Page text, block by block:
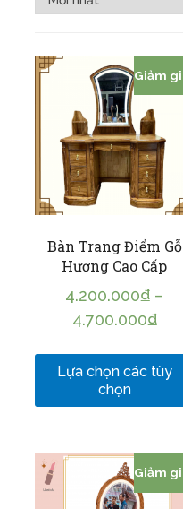
Giảm
Bàn Trang Điểm Gỗ
Hương Cao Cấp
4.200.000₫ –
4.700.000₫
Lựa chọn các tùy
chọn
Giảm